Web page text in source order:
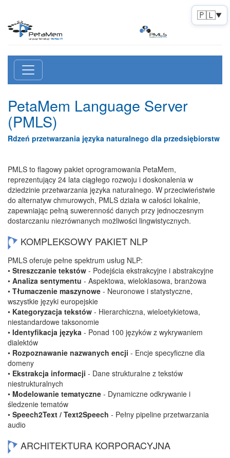
🇵🇱▼
PetaMem Language Server
(PMLS)
Rdzeń przetwarzania języka naturalnego dla przedsiębiorstw
PMLS to flagowy pakiet oprogramowania PetaMem,
reprezentujący 24 lata ciągłego rozwoju i doskonalenia w
dziedzinie przetwarzania języka naturalnego. W przeciwieństwie
do alternatyw chmurowych, PMLS działa w całości lokalnie,
zapewniając pełną suwerenność danych przy jednoczesnym
dostarczaniu niezrównanych możliwości lingwistycznych.
KOMPLEKSOWY PAKIET NLP
PMLS oferuje pełne spektrum usług NLP:
• Streszczanie tekstów - Podejścia ekstrakcyjne i abstrakcyjne
• Analiza sentymentu - Aspektowa, wieloklasowa, branżowa
• Tłumaczenie maszynowe - Neuronowe i statystyczne,
wszystkie języki europejskie
• Kategoryzacja tekstów - Hierarchiczna, wieloetykietowa,
niestandardowe taksonomie
• Identyfikacja języka - Ponad 100 języków z wykrywaniem
dialektów
• Rozpoznawanie nazwanych encji - Encje specyficzne dla
domeny
• Ekstrakcja informacji - Dane strukturalne z tekstów
niestrukturalnych
• Modelowanie tematyczne - Dynamiczne odkrywanie i
śledzenie tematów
• Speech2Text / Text2Speech - Pełny pipeline przetwarzania
audio
ARCHITEKTURA KORPORACYJNA